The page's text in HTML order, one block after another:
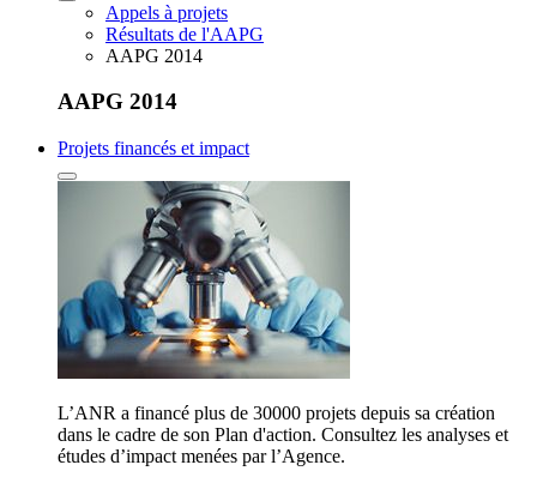
Appels à projets
Résultats de l'AAPG
AAPG 2014
AAPG 2014
Projets financés et impact
L’ANR a financé plus de 30000 projets depuis sa création
dans le cadre de son Plan d'action. Consultez les analyses et
études d’impact menées par l’Agence.